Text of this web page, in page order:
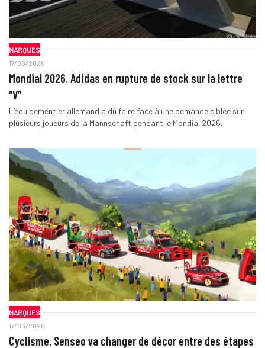
MARQUES
17/06/2026
Mondial 2026. Adidas en rupture de stock sur la lettre
“V”
L’équipementier allemand a dû faire face à une demande ciblée sur
plusieurs joueurs de la Mannschaft pendant le Mondial 2026.
MARQUES
17/06/2026
Cyclisme. Senseo va changer de décor entre des étapes